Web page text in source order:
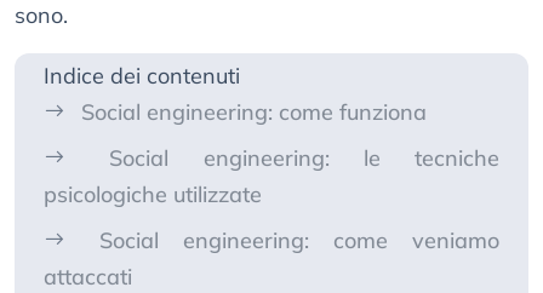
sono.
Indice dei contenuti
Social engineering: come funziona
Social engineering: le tecniche
psicologiche utilizzate
Social engineering: come veniamo
attaccati